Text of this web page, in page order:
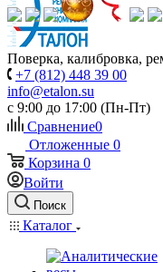
Поверка, калибровка,
+7 (812) 448 39 00
info@etalon.su
c 9:00 до 17:00 (Пн-Пт)
Сравнение0
Отложенные 0
Корзина 0
Войти
Поиск
Каталог